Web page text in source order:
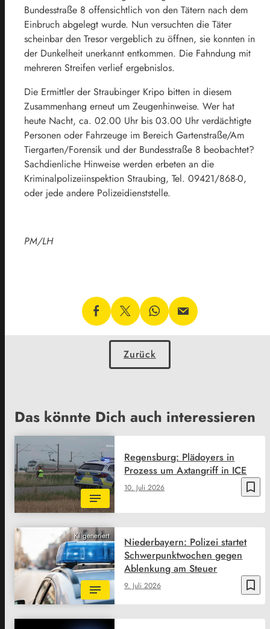
Bundesstraße 8 offensichtlich von den Tätern nach dem
Einbruch abgelegt wurde. Nun versuchten die Täter
scheinbar den Tresor vergeblich zu öffnen, sie konnten in
der Dunkelheit unerkannt entkommen. Die Fahndung mit
mehreren Streifen verlief ergebnislos.
Die Ermittler der Straubinger Kripo bitten in diesem
Zusammenhang erneut um Zeugenhinweise. Wer hat
heute Nacht, ca. 02.00 Uhr bis 03.00 Uhr verdächtigte
Personen oder Fahrzeuge im Bereich Gartenstraße/Am
Tiergarten/Forensik und der Bundesstraße 8 beobachtet?
Sachdienliche Hinweise werden erbeten an die
Kriminalpolizeiinspektion Straubing, Tel. 09421/868-0,
oder jede andere Polizeidienststelle.
PM/LH
Zurück
Das könnte Dich auch interessieren
bookmark_border
10. Juli 2026
Regensburg: Plädoyers in
Prozess um Axtangriff in ICE
KI generiert
bookmark_border
9. Juli 2026
Niederbayern: Polizei startet
Schwerpunktwochen gegen
Ablenkung am Steuer